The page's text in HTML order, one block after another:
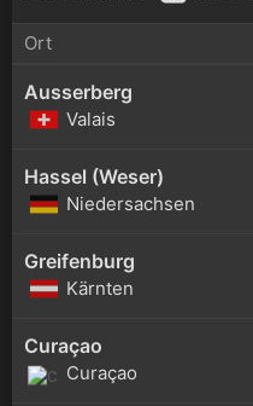
Ort
Ausserberg
Valais
Hassel (Weser)
Niedersachsen
Greifenburg
Kärnten
Curaçao
Curaçao